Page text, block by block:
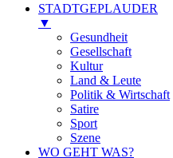
STADTGEPLAUDER
▼
Gesundheit
Gesellschaft
Kultur
Land & Leute
Politik & Wirtschaft
Satire
Sport
Szene
WO GEHT WAS?